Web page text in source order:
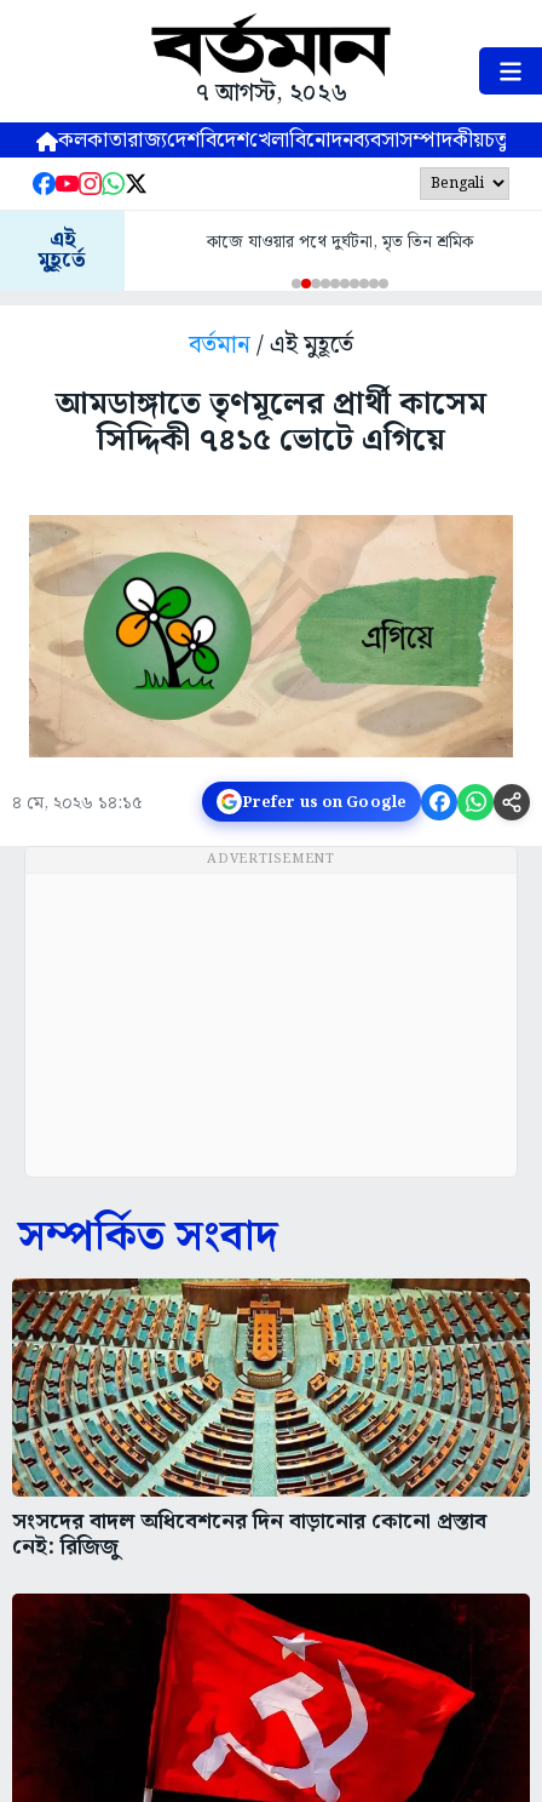
৭ আগস্ট, ২০২৬
কলকাতারাজ্যদেশবিদেশখেলাবিনোদনব্যবসাসম্পাদকীয়
এই
মুহূর্তে
কাজে যাওয়ার পথে দুর্ঘটনা, মৃত তিন শ্রমিক
বর্তমান/ এই মুহূর্তে
আমডাঙ্গাতে তৃণমূলের প্রার্থী কাসেম
সিদ্দিকী ৭৪১৫ ভোটে এগিয়ে
৪ মে, ২০২৬ ১৪:১৫ Prefer us on Google
ADVERTISEMENT
সম্পর্কিত সংবাদ
সংসদের বাদল অধিবেশনের দিন বাড়ানোর কোনো প্রস্তাব
নেই: রিজিজু